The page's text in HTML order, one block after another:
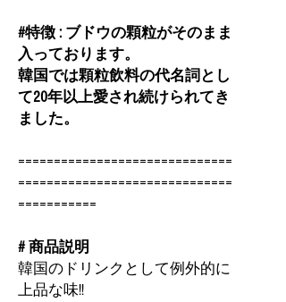
#特徴 : ブドウの顆粒がそのまま
入っております。
韓国では顆粒飲料の代名詞とし
て20年以上愛され続けられてき
ました。
==============================
==============================
===========
# 商品説明
韓国のドリンクとして例外的に
上品な味!!